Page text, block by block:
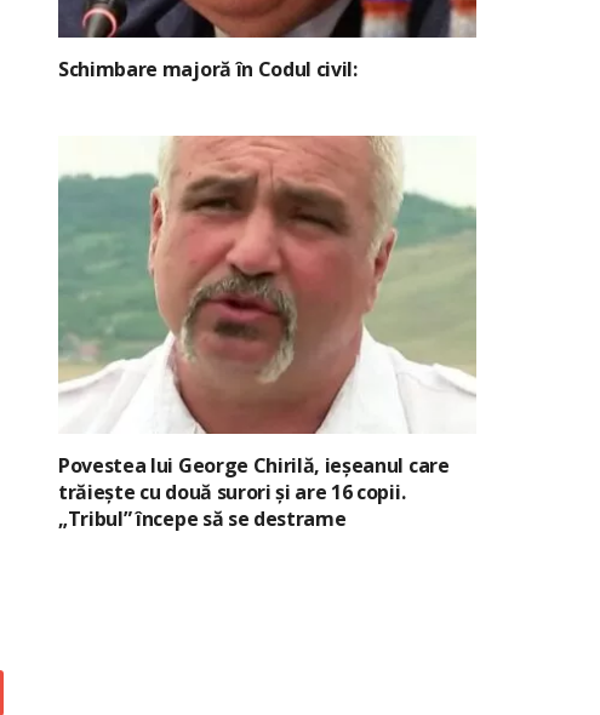
Schimbare majoră în Codul civil:
Povestea lui George Chirilă, ieșeanul care
trăiește cu două surori și are 16 copii.
„Tribul” începe să se destrame